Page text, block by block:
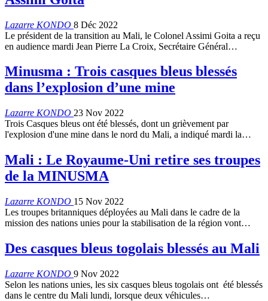
Lazarre KONDO 8 Déc 2022
Le président de la transition au Mali, le Colonel Assimi Goita a reçu
en audience mardi Jean Pierre La Croix, Secrétaire Général…
Minusma : Trois casques bleus blessés
dans l’explosion d’une mine
Lazarre KONDO 23 Nov 2022
Trois Casques bleus ont été blessés, dont un grièvement par
l'explosion d'une mine dans le nord du Mali, a indiqué mardi la…
Mali : Le Royaume-Uni retire ses troupes
de la MINUSMA
Lazarre KONDO 15 Nov 2022
Les troupes britanniques déployées au Mali dans le cadre de la
mission des nations unies pour la stabilisation de la région vont…
Des casques bleus togolais blessés au Mali
Lazarre KONDO 9 Nov 2022
Selon les nations unies, les six casques bleus togolais ont été blessés
dans le centre du Mali lundi, lorsque deux véhicules…